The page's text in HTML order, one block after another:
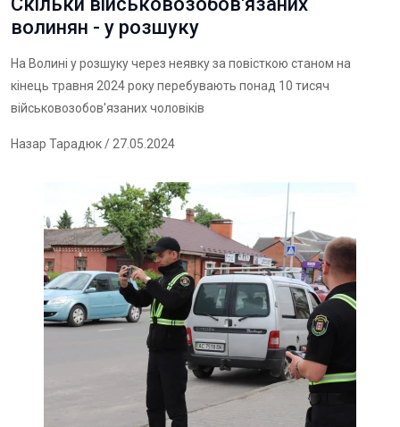
волинян - у розшуку
На Волині у розшуку через неявку за повісткою станом на
кінець травня 2024 року перебувають понад 10 тисяч
військовозобов'язаних чоловіків
Назар Тарадюк/ 27.05.2024